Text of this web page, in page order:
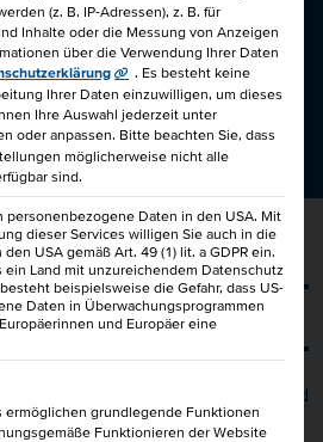
HR MANAGEMENT
Filter
Datum aufsteigend
(z. B. IP-Adressen), z. B. für
Inhalte oder die Messung von Anzeigen
über die Verwendung Ihrer Daten
. Es besteht keine
Ihrer Daten einzuwilligen, um dieses
Ihre Auswahl jederzeit unter
oder anpassen. Bitte beachten Sie, dass
möglicherweise nicht alle
sind.
personenbezogene Daten in den USA. Mit
dieser Services willigen Sie auch in die
USA gemäß Art. 49 (1) lit. a GDPR ein.
ein Land mit unzureichendem Datenschutz
beispielsweise die Gefahr, dass US-
Daten in Überwachungsprogrammen
und Europäer eine
Service-Gruppen, für die eine
ermöglichen grundlegende Funktionen
Funktionieren der Website